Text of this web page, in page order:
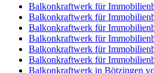
Balkonkraftwerk für
Balkonkraftwerk für
Balkonkraftwerk für
Balkonkraftwerk für
Balkonkraftwerk für
Balkonkraftwerk für
Balkonkraftwerk in Bötzingen